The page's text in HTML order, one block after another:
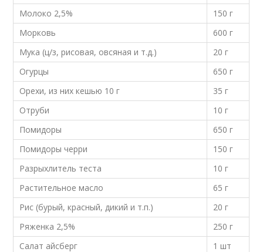
Молоко 2,5%
150 г
Морковь
600 г
Мука (ц/з, рисовая, овсяная и т.д.)
20 г
Огурцы
650 г
Орехи, из них кешью 10 г
35 г
Отруби
10 г
Помидоры
650 г
Помидоры черри
150 г
Разрыхлитель теста
10 г
Растительное масло
65 г
Рис (бурый, красный, дикий и т.п.)
20 г
Ряженка 2,5%
250 г
Салат айсберг
1 шт